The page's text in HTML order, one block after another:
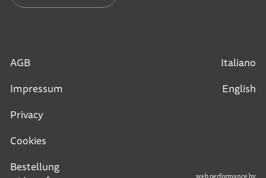
AGB
Impressum
Privacy
Cookies
Bestellung
Italiano
English
web performance by